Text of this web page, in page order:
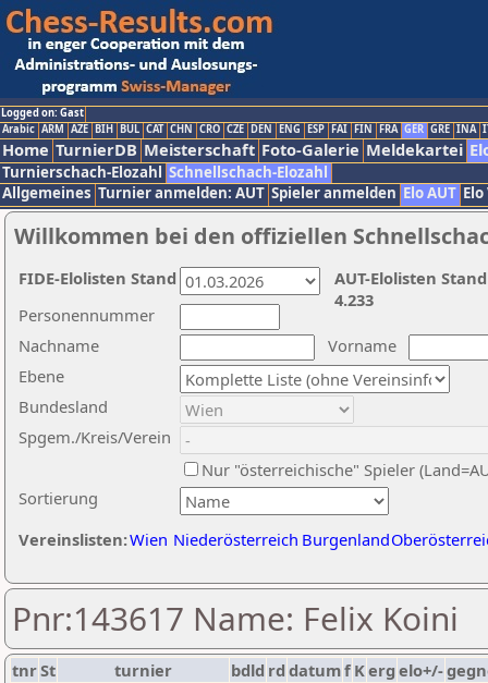
Logged on: Gast
Arabic ARM AZE BIH BUL CAT CHN CRO CZE DEN ENG ESP FAI FIN FRA GER GRE INA
Home TurnierDB Meisterschaft Foto-Galerie Meldekartei
Turnierschach-Elozahl Schnellschach-Elozahl
Allgemeines Turnier anmelden: AUT Spieler anmelden Elo AUT
Willkommen bei den offiziellen
Nachname
Vorname
Ebene
Sortierung
Personennummer
Bundesland
Spgem./Kreis/Verein
Nur "österreichische" Spieler
Vereinslisten:Wien Niederösterreich Burgenland
AUT-Elolisten
4.233
FIDE-Elolisten Stand
Pnr:143617 Name: Felix Koini
tnrSt turnier bdld rd datumf Kerg elo+/-